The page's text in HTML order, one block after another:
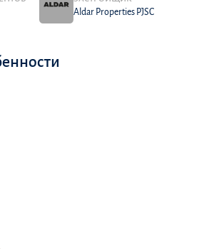
Aldar Properties PJSC